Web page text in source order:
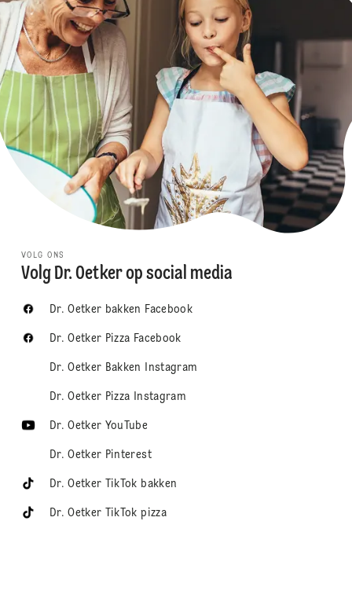
VOLG ONS
Volg Dr. Oetker op social media
Dr. Oetker bakken Facebook
Dr. Oetker Pizza Facebook
Dr. Oetker Bakken Instagram
Dr. Oetker Pizza Instagram
Dr. Oetker YouTube
Dr. Oetker Pinterest
Dr. Oetker TikTok bakken
Dr. Oetker TikTok pizza